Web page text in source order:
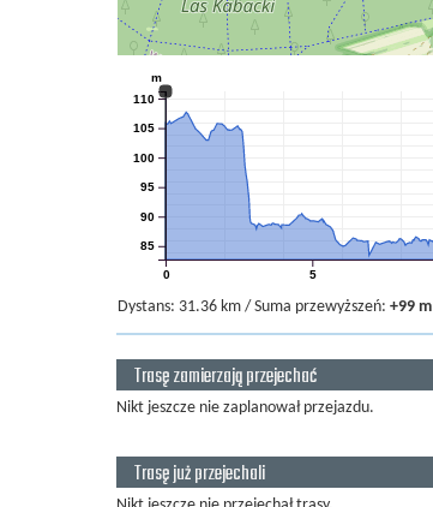
0 5
85
90
95
100
105
110
m
Dystans: 31.36 km / Suma przewyższeń: +99 m
Trasę zamierzają przejechać
Nikt jeszcze nie zaplanował przejazdu.
Trasę już przejechali